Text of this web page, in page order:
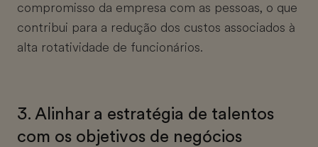
compromisso da empresa com as pessoas, o que
contribui para a redução dos custos associados à
alta rotatividade de funcionários.
3. Alinhar a estratégia de talentos
com os objetivos de negócios